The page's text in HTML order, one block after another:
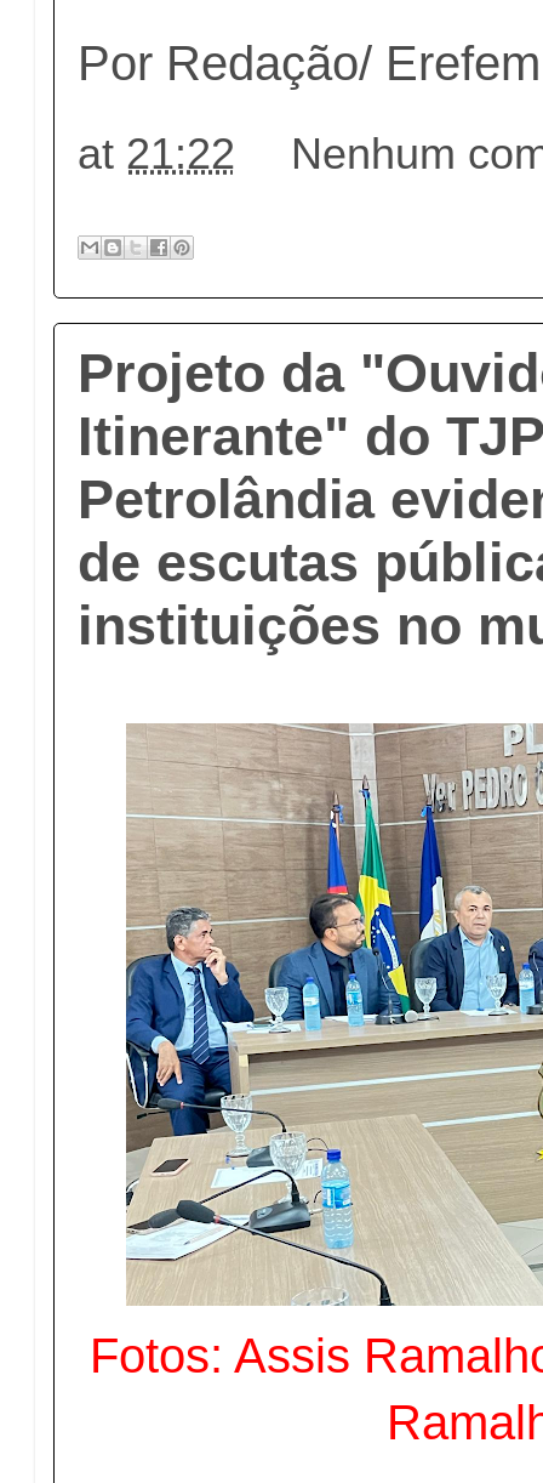
Por Redação/
at 21:22 Nenhum
Projeto da
Itinerante" do
Petrolândia
de escutas
instituições no
Fotos: Assis